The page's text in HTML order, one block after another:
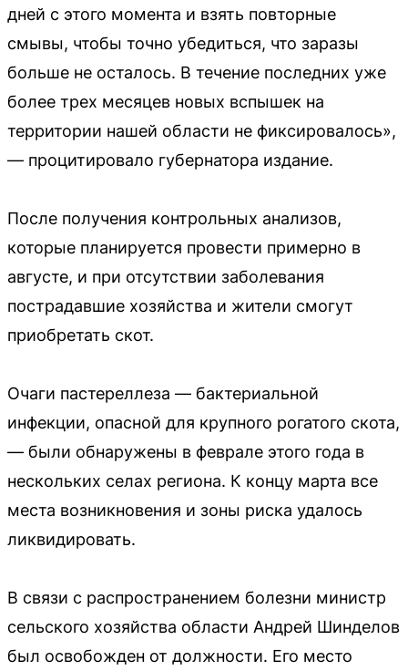
дней с этого момента и взять повторные
смывы, чтобы точно убедиться, что заразы
больше не осталось. В течение последних уже
более трех месяцев новых вспышек на
территории нашей области не фиксировалось»,
— процитировало губернатора издание.
После получения контрольных анализов,
которые планируется провести примерно в
августе, и при отсутствии заболевания
пострадавшие хозяйства и жители смогут
приобретать скот.
Очаги пастереллеза — бактериальной
инфекции, опасной для крупного рогатого скота,
— были обнаружены в феврале этого года в
нескольких селах региона. К концу марта все
места возникновения и зоны риска удалось
ликвидировать.
В связи с распространением болезни министр
сельского хозяйства области Андрей Шинделов
был освобожден от должности. Его место